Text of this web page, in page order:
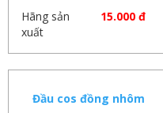
Hãng sản
xuất
15.000 đ
Đầu cos đồng nhôm